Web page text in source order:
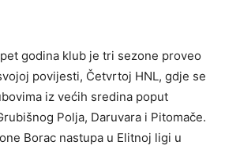
godina klub je tri sezone proveo
povijesti, Četvrtoj HNL, gdje se
iz većih sredina poput
Polja, Daruvara i Pitomače.
Borac nastupa u Elitnoj ligi u